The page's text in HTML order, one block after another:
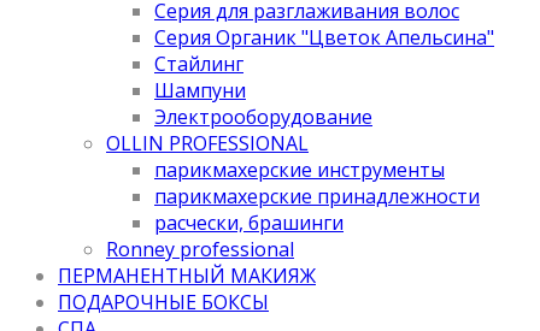
Серия для разглаживания волос
Серия Органик "Цветок Апельсина"
Стайлинг
Шампуни
Электрооборудование
OLLIN PROFESSIONAL
парикмахерские инструменты
парикмахерские принадлежности
расчески, брашинги
Ronney professional
ПЕРМАНЕНТНЫЙ МАКИЯЖ
ПОДАРОЧНЫЕ БОКСЫ